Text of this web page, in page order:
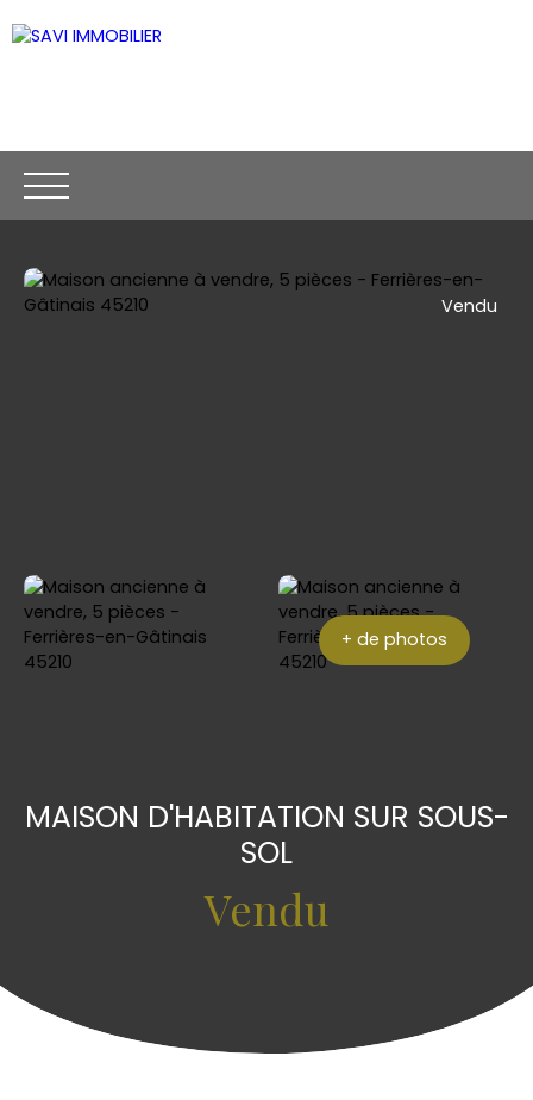
Vendu
+ de photos
MAISON D'HABITATION SUR SOUS-
SOL
Vendu